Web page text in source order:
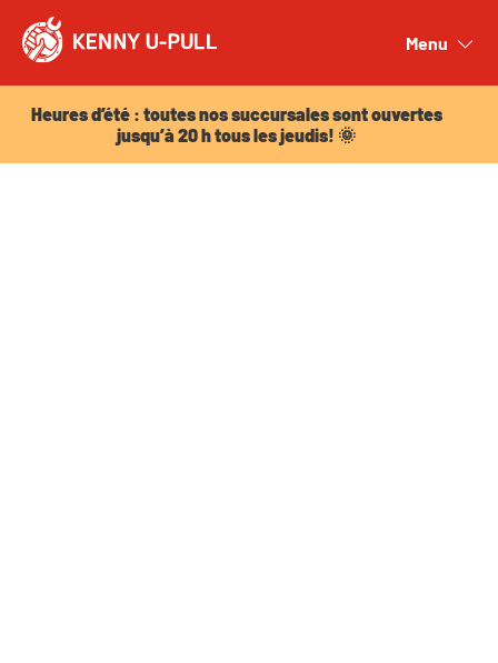
Menu
Heures d’été : toutes nos succursales sont ouvertes
jusqu’à 20 h tous les jeudis! 🌞